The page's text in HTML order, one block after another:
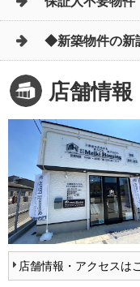
◆新築物件の
店舗情報
店舗情報・アクセスは